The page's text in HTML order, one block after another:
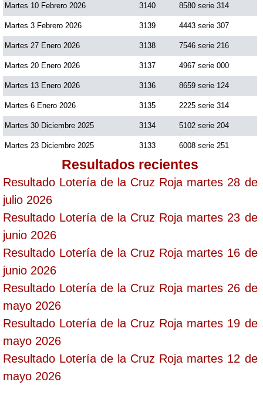
Martes 10 Febrero 2026 3140 8580 serie 314
Martes 3 Febrero 2026 3139 4443 serie 307
Martes 27 Enero 2026 3138 7546 serie 216
Martes 20 Enero 2026 3137 4967 serie 000
Martes 13 Enero 2026 3136 8659 serie 124
Martes 6 Enero 2026 3135 2225 serie 314
Martes 30 Diciembre 2025 3134 5102 serie 204
Martes 23 Diciembre 2025 3133 6008 serie 251
Resultados recientes
Resultado Lotería de la Cruz Roja martes 28 de
julio 2026
Resultado Lotería de la Cruz Roja martes 23 de
junio 2026
Resultado Lotería de la Cruz Roja martes 16 de
junio 2026
Resultado Lotería de la Cruz Roja martes 26 de
mayo 2026
Resultado Lotería de la Cruz Roja martes 19 de
mayo 2026
Resultado Lotería de la Cruz Roja martes 12 de
mayo 2026